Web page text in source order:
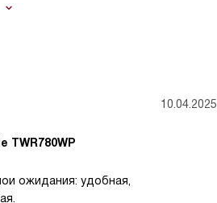
и белая отделка придают ей
панель управления. Она
и выбора программ. Их, кстати,
оптимальный режим для
шелка до плотных
отложенного старта. С ней
следить за временем и
10.04.2025
TWR780WP
ожидания: удобная,